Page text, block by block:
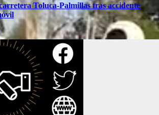
Toluca-Palmillas tras accidente